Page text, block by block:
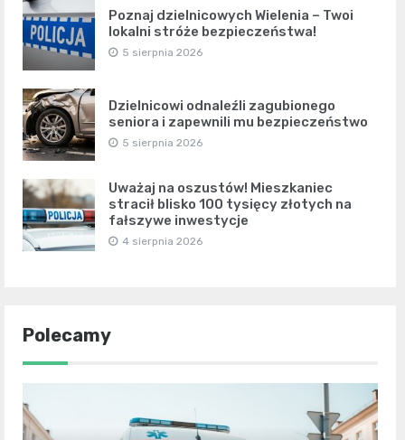
Poznaj dzielnicowych Wielenia – Twoi
lokalni stróże bezpieczeństwa!
5 sierpnia 2026
Dzielnicowi odnaleźli zagubionego
seniora i zapewnili mu bezpieczeństwo
5 sierpnia 2026
Uważaj na oszustów! Mieszkaniec
stracił blisko 100 tysięcy złotych na
fałszywe inwestycje
4 sierpnia 2026
Polecamy